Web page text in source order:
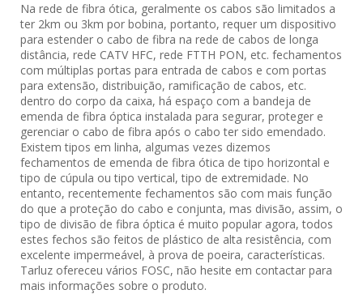
Na rede de fibra ótica, geralmente os cabos são limitados a
ter 2km ou 3km por bobina, portanto, requer um dispositivo
para estender o cabo de fibra na rede de cabos de longa
distância, rede CATV HFC, rede FTTH PON, etc. fechamentos
com múltiplas portas para entrada de cabos e com portas
para extensão, distribuição, ramificação de cabos, etc.
dentro do corpo da caixa, há espaço com a bandeja de
emenda de fibra óptica instalada para segurar, proteger e
gerenciar o cabo de fibra após o cabo ter sido emendado.
Existem tipos em linha, algumas vezes dizemos
fechamentos de emenda de fibra ótica de tipo horizontal e
tipo de cúpula ou tipo vertical, tipo de extremidade. No
entanto, recentemente fechamentos são com mais função
do que a proteção do cabo e conjunta, mas divisão, assim, o
tipo de divisão de fibra óptica é muito popular agora, todos
estes fechos são feitos de plástico de alta resistência, com
excelente impermeável, à prova de poeira, características.
Tarluz ofereceu vários FOSC, não hesite em contactar para
mais informações sobre o produto.